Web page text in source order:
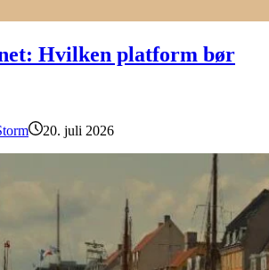
Hvilken platform bør
20. juli 2026